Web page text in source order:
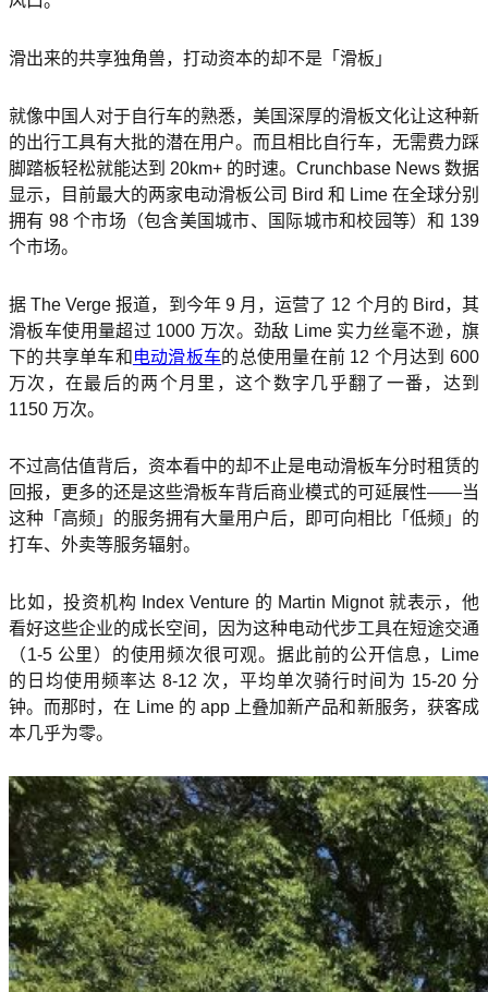
滑出来的共享独角兽，打动资本的却不是「滑板」
就像中国人对于自行车的熟悉，美国深厚的滑板文化让这种新
的出行工具有大批的潜在用户。而且相比自行车，无需费力踩
脚踏板轻松就能达到 20km+ 的时速。Crunchbase News 数据
显示，目前最大的两家电动滑板公司 Bird 和 Lime 在全球分别
拥有 98 个市场（包含美国城市、国际城市和校园等）和 139
个市场。
据 The Verge 报道，到今年 9 月，运营了 12 个月的 Bird，其
滑板车使用量超过 1000 万次。劲敌 Lime 实力丝毫不逊，旗
下的共享单车和 电动滑板车的总使用量在前 12 个月达到 600
万次，在最后的两个月里，这个数字几乎翻了一番，达到
1150 万次。
不过高估值背后，资本看中的却不止是电动滑板车分时租赁的
回报，更多的还是这些滑板车背后商业模式的可延展性——当
这种「高频」的服务拥有大量用户后，即可向相比「低频」的
打车、外卖等服务辐射。
比如，投资机构 Index Venture 的 Martin Mignot 就表示，他
看好这些企业的成长空间，因为这种电动代步工具在短途交通
（1-5 公里）的使用频次很可观。据此前的公开信息，Lime
的日均使用频率达 8-12 次，平均单次骑行时间为 15-20 分
钟。而那时，在 Lime 的 app 上叠加新产品和新服务，获客成
本几乎为零。